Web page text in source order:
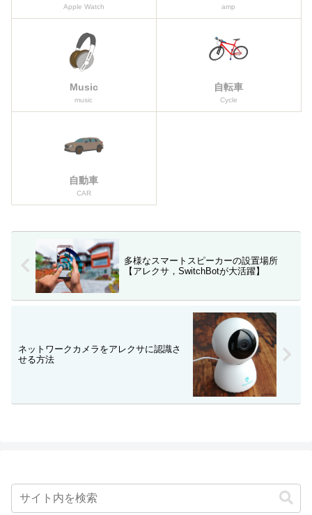
Apple Watch amp
Music
music
自転車
Cycle
自動車
CAR
多様なスマートスピーカーの設置場所
【アレクサ，SwitchBotが大活躍】
ネットワークカメラをアレクサに認識さ
せる方法